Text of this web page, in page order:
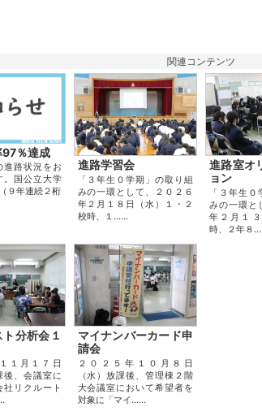
関連コンテンツ
％達成
進路状況をお
。国公立大学
９年連続２桁
進路学習会
「３年生０学期」の取り組
みの一環として、２０２６
年２月１８日（水）１・２
校時、１...…
進路室オ
ョン
「３年生
みの一環と
年２月１
時、２年８
分析会１
１月１７日
後、会議室に
社リクルート
マイナンバーカード申
請会
２０２５年１０月８日
（水）放課後、管理棟２階
大会議室において希望者を
対象に「マイ...…